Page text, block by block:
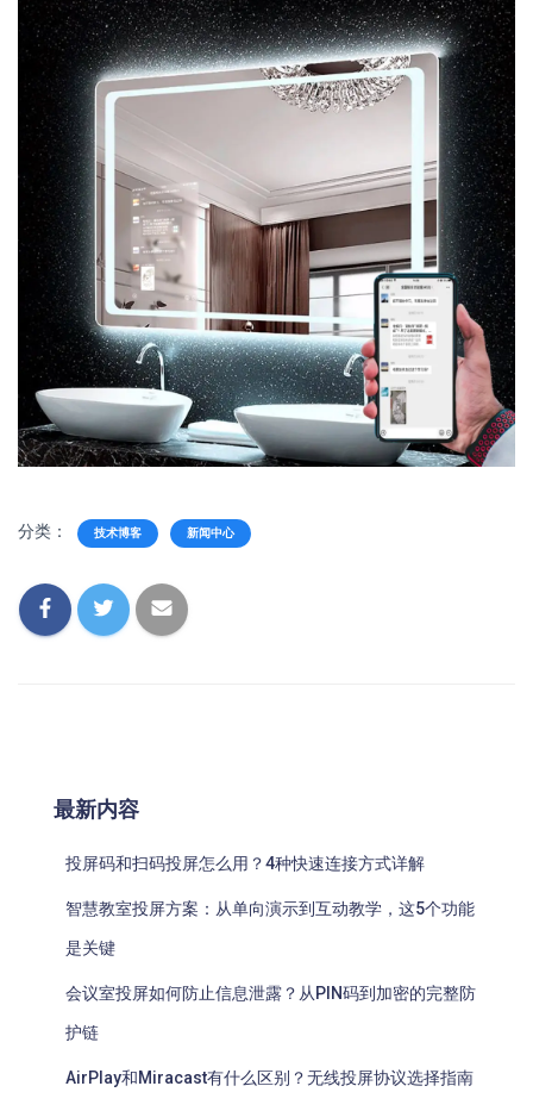
分类： 技术博客 新闻中心
最新内容
投屏码和扫码投屏怎么用？4种快速连接方式详解
智慧教室投屏方案：从单向演示到互动教学，这5个功能
是关键
会议室投屏如何防止信息泄露？从PIN码到加密的完整防
护链
AirPlay和Miracast有什么区别？无线投屏协议选择指南